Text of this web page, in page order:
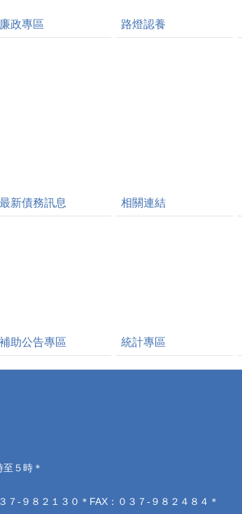
廉政專區 路燈認養
最新債務訊息 相關連結
補助公告專區 統計專區
５時＊
-９８２１３０＊FAX：０３７-９８２４８４＊